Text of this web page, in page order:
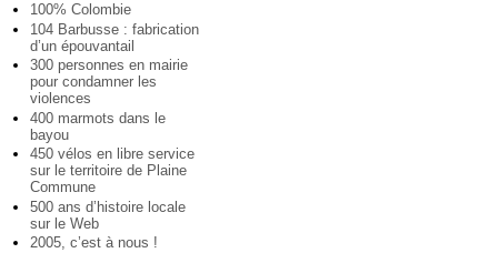
100% Colombie
104 Barbusse : fabrication
d’un épouvantail
300 personnes en mairie
pour condamner les
violences
400 marmots dans le
bayou
450 vélos en libre service
sur le territoire de Plaine
Commune
500 ans d’histoire locale
sur le Web
2005, c’est à nous !